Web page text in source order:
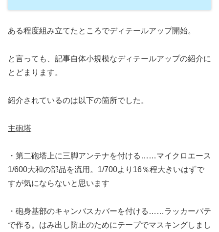
ある程度組み立てたところでディテールアップ開始。
と言っても、記事自体小規模なディテールアップの紹介に
とどまります。
紹介されているのは以下の箇所でした。
主砲塔
・第二砲塔上に三脚アンテナを付ける……マイクロエース
1/600大和の部品を流用。1/700より16％程大きいはずで
すが気にならないと思います
・砲身基部のキャンバスカバーを付ける……ラッカーパテ
で作る。はみ出し防止のためにテープでマスキングしまし